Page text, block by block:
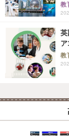
教
英
教